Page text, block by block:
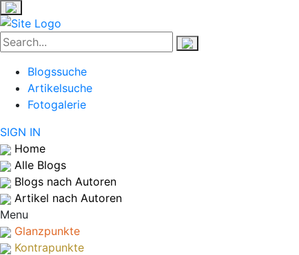
Blogssuche
Artikelsuche
Fotogalerie
SIGN IN
Home
Alle Blogs
Blogs nach Autoren
Artikel nach Autoren
Menu
Glanzpunkte
Kontrapunkte